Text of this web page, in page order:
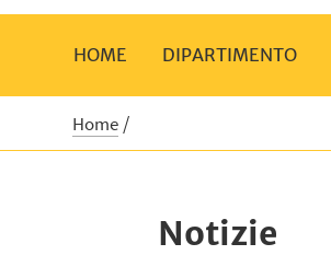
HOME DIPARTIMENTO
Home
Notizie